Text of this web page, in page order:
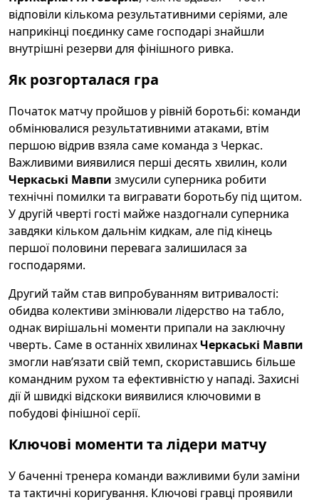
відповіли кількома результативними серіями, але
наприкінці поєдинку саме господарі знайшли
внутрішні резерви для фінішного ривка.
Як розгорталася гра
Початок матчу пройшов у рівній боротьбі: команди
обмінювалися результативними атаками, втім
першою відрив взяла саме команда з Черкас.
Важливими виявилися перші десять хвилин, коли
Черкаські Мавпи змусили суперника робити
технічні помилки та вигравати боротьбу під щитом.
У другій чверті гості майже наздогнали суперника
завдяки кільком дальнім кидкам, але під кінець
першої половини перевага залишилася за
господарями.
Другий тайм став випробуванням витривалості:
обидва колективи змінювали лідерство на табло,
однак вирішальні моменти припали на заключну
чверть. Саме в останніх хвилинахЧеркаські Мавпи
змогли нав’язати свій темп, скориставшись більше
командним рухом та ефективністю у нападі. Захисні
дії й швидкі відскоки виявилися ключовими в
побудові фінішної серії.
Ключові моменти та лідери матчу
У баченні тренера команди важливими були заміни
та тактичні коригування. Ключові гравці проявили